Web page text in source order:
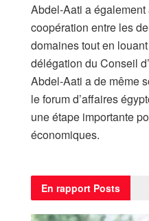
Abdel-Aati a
coopération entre les
domaines tout en
délégation du Conseil
Abdel-Aati a de même
le forum d’affaires
une étape importante
économiques.
En rapport Posts